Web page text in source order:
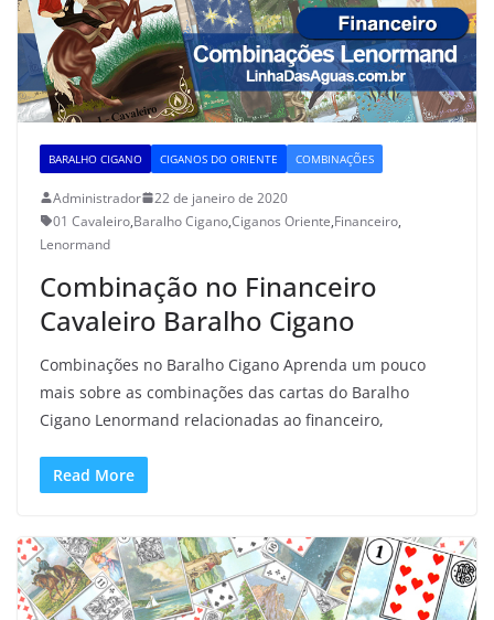
BARALHO CIGANO CIGANOS DO ORIENTE COMBINAÇÕES
Administrador
22 de janeiro de 2020
01 Cavaleiro,Baralho Cigano,Ciganos Oriente,Financeiro,
Lenormand
Combinação no Financeiro
Cavaleiro Baralho Cigano
Combinações no Baralho Cigano Aprenda um pouco
mais sobre as combinações das cartas do Baralho
Cigano Lenormand relacionadas ao financeiro,
Read More